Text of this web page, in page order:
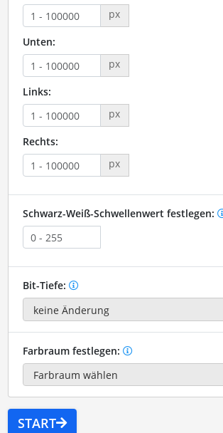
px
Unten:
px
Links:
px
Rechts:
px
Schwarz-Weiß-Schwellenwert festlegen:
Bit-Tiefe:
Farbraum festlegen:
START